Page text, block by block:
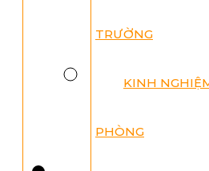
TRƯỜNG
KINH
PHÒNG